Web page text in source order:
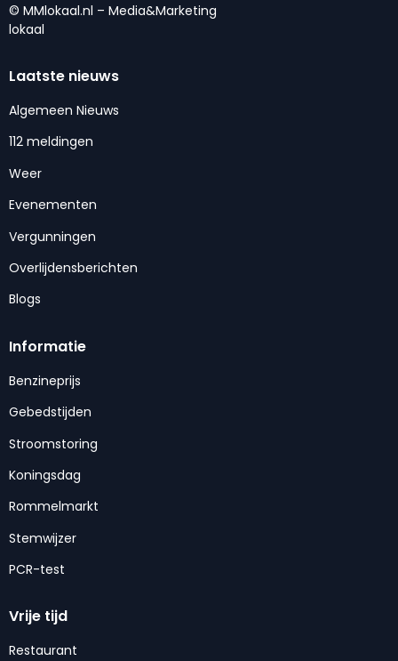
© MMlokaal.nl – Media&Marketing
lokaal
Laatste nieuws
Algemeen Nieuws
112 meldingen
Weer
Evenementen
Vergunningen
Overlijdensberichten
Blogs
Informatie
Benzineprijs
Gebedstijden
Stroomstoring
Koningsdag
Rommelmarkt
Stemwijzer
PCR-test
Vrije tijd
Restaurant